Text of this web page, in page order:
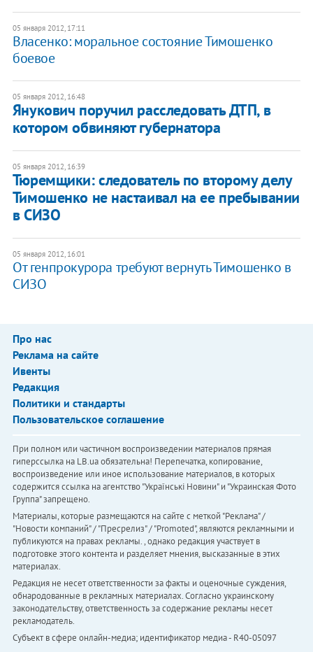
05 января 2012, 17:11
Власенко: моральное состояние Тимошенко
боевое
05 января 2012, 16:48
Янукович поручил расследовать ДТП, в
котором обвиняют губернатора
05 января 2012, 16:39
Тюремщики: следователь по второму делу
Тимошенко не настаивал на ее пребывании
в СИЗО
05 января 2012, 16:01
От генпрокурора требуют вернуть Тимошенко в
СИЗО
Про нас
Реклама на сайте
Ивенты
Редакция
Политики и стандарты
Пользовательское соглашение
При полном или частичном воспроизведении материалов прямая
гиперссылка на LB.ua обязательна! Перепечатка, копирование,
воспроизведение или иное использование материалов, в которых
содержится ссылка на агентство "Українськi Новини" и "Украинская Фото
Группа" запрещено.
Материалы, которые размещаются на сайте с меткой "Реклама" /
"Новости компаний" / "Пресрелиз" / "Promoted", являются рекламными и
публикуются на правах рекламы. , однако редакция участвует в
подготовке этого контента и разделяет мнения, высказанные в этих
материалах.
Редакция не несет ответственности за факты и оценочные суждения,
обнародованные в рекламных материалах. Согласно украинскому
законодательству, ответственность за содержание рекламы несет
рекламодатель.
Субъект в сфере онлайн-медиа; идентификатор медиа - R40-05097